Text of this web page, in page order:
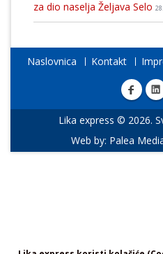
za dio naselja Željava Selo
Naslovnica Kontakt
Lika express © 2026.
Web by: Palea